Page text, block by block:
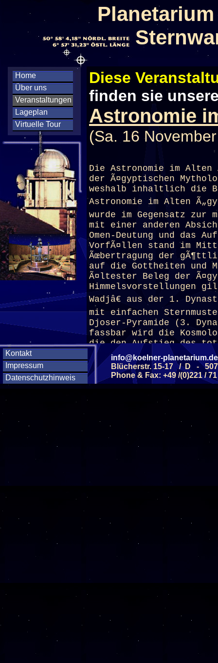
Home
Über uns
Veranstaltungen
Lageplan
Virtuelle Tour
Kontakt
Impressum
Datenschutzhinweis
Diese
finden sie
Astronomie
(Sa. 16
Die Astronomie im Alten
der Ã¤gyptischen
weshalb inhaltlich die
Astronomie im Alten
wurde im Gegensatz zur
mit einer anderen
Omen-Deutung und das
VorfÃ¤llen stand im
Ãœbertragung der
auf die Gottheiten und
Ã¤ltester Beleg der
Himmelsvorstellungen
Wadjâ€ aus der 1.
mit einfachen
Djoser-Pyramide (3.
fassbar wird die
die den Aufstieg des
schwerpunktmÃ¤ÃŸig
galt als Ort der
ihrer Anfangsphase
Tiererscheinungen
Beschreibungen der
Pyramidentexten
treten nun die
Innenseiten der
Einzigartig ist bislang
nicht mehr
Motive des Alten
Vorstellungen Ã¼ber
Neuen Reich erstmals
Ramses III. schmÃ¼ckten
Sarkophaghalle, im
Tagen des Neu- und
kosmologische
(ab 14 J.)
info@koelner-planetarium.de
Blücherstr. 15-17 / D -
Phone & Fax: +49 /(0)221 /